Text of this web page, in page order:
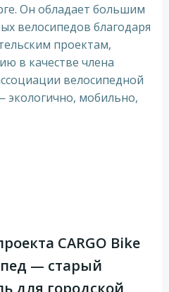
Он обладает большим
велосипедов благодаря
проектам,
в качестве члена
велосипедной
экологично, мобильно,
CARGO Bike
— старый
для городской